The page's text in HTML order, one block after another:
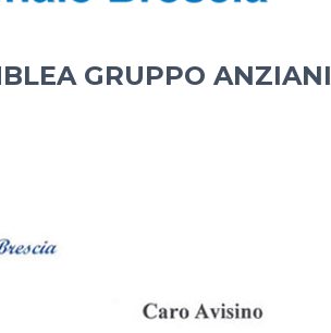
GRUPPO ANZIANI